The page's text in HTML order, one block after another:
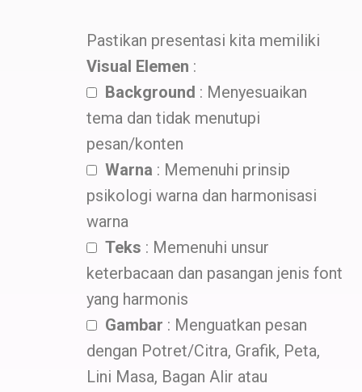
Pastikan presentasi kita memiliki
Visual Elemen :
Background : Menyesuaikan
tema dan tidak menutupi
pesan/konten
Warna : Memenuhi prinsip
psikologi warna dan harmonisasi
warna
Teks : Memenuhi unsur
keterbacaan dan pasangan jenis font
yang harmonis
Gambar : Menguatkan pesan
dengan Potret/Citra, Grafik, Peta,
Lini Masa, Bagan Alir atau